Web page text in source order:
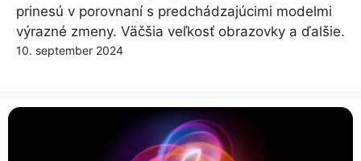
prinesú v porovnaní s predchádzajúcimi modelmi
výrazné zmeny. Väčšia veľkosť obrazovky a ďalšie.
10. september 2024